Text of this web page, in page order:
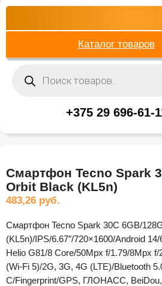
Каталог товаров
товаров
+375 29 696-61-
Смартфон Tecno Spark
Orbit Black (KL5n)
483,26 руб.
Смартфон Tecno Spark 30C 6GB/
(KL5n)/IPS/6.67″/720×1600/Android
Helio G81/8 Core/50Mpx f/1.79/8Mpx f/
(Wi-Fi 5)/2G, 3G, 4G (LTE)/Bluetooth
C/Fingerprint/GPS, ГЛОНАСС,